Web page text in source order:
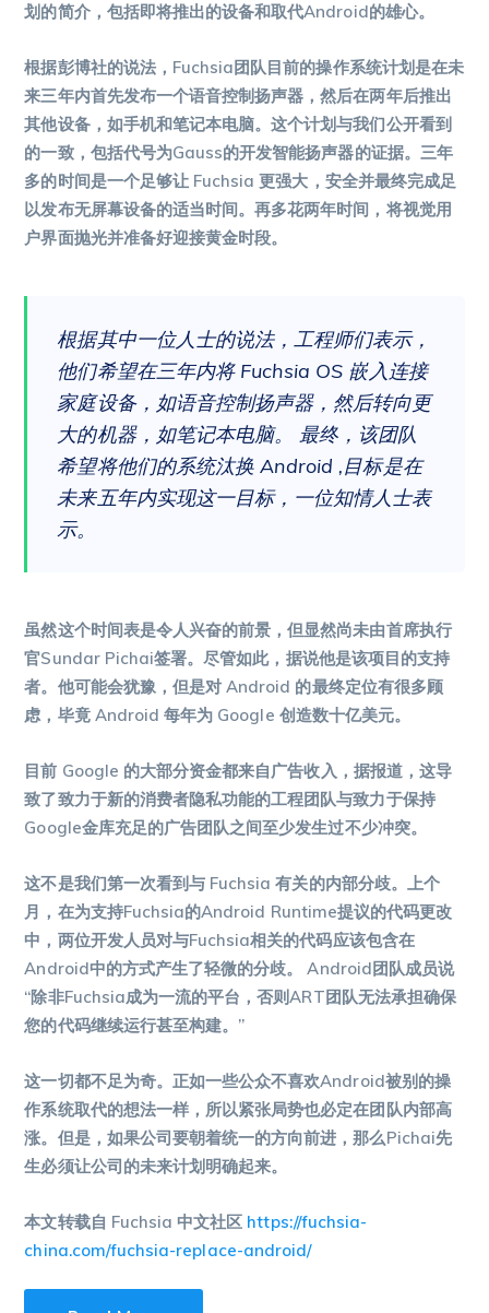
划的简介，包括即将推出的设备和取代Android的雄心。
根据彭博社的说法，Fuchsia团队目前的操作系统计划是在未
来三年内首先发布一个语音控制扬声器，然后在两年后推出
其他设备，如手机和笔记本电脑。这个计划与我们公开看到
的一致，包括代号为Gauss的开发智能扬声器的证据。三年
多的时间是一个足够让 Fuchsia 更强大，安全并最终完成足
以发布无屏幕设备的适当时间。再多花两年时间，将视觉用
户界面抛光并准备好迎接黄金时段。
根据其中一位人士的说法，工程师们表示，
他们希望在三年内将 Fuchsia OS 嵌入连接
家庭设备，如语音控制扬声器，然后转向更
大的机器，如笔记本电脑。 最终，该团队
希望将他们的系统汰换 Android ,目标是在
未来五年内实现这一目标，一位知情人士表
示。
虽然这个时间表是令人兴奋的前景，但显然尚未由首席执行
官Sundar Pichai签署。尽管如此，据说他是该项目的支持
者。他可能会犹豫，但是对 Android 的最终定位有很多顾
虑，毕竟 Android 每年为 Google 创造数十亿美元。
目前 Google 的大部分资金都来自广告收入，据报道，这导
致了致力于新的消费者隐私功能的工程团队与致力于保持
Google金库充足的广告团队之间至少发生过不少冲突。
这不是我们第一次看到与 Fuchsia 有关的内部分歧。上个
月，在为支持Fuchsia的Android Runtime提议的代码更改
中，两位开发人员对与Fuchsia相关的代码应该包含在
Android中的方式产生了轻微的分歧。 Android团队成员说
“除非Fuchsia成为一流的平台，否则ART团队无法承担确保
您的代码继续运行甚至构建。”
这一切都不足为奇。正如一些公众不喜欢Android被别的操
作系统取代的想法一样，所以紧张局势也必定在团队内部高
涨。但是，如果公司要朝着统一的方向前进，那么Pichai先
生必须让公司的未来计划明确起来。
本文转载自 Fuchsia 中文社区 https://fuchsia-
china.com/fuchsia-replace-android/